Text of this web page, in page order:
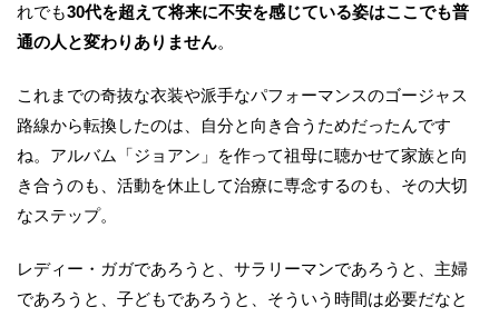
れでも30代を超えて将来に不安を感じている姿はここでも普
通の人と変わりありません。
これまでの奇抜な衣装や派手なパフォーマンスのゴージャス
路線から転換したのは、自分と向き合うためだったんです
ね。アルバム「ジョアン」を作って祖母に聴かせて家族と向
き合うのも、活動を休止して治療に専念するのも、その大切
なステップ。
レディー・ガガであろうと、サラリーマンであろうと、主婦
であろうと、子どもであろうと、そういう時間は必要だなと